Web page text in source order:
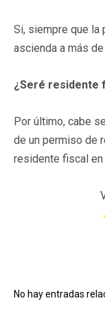
Si, siempre que la
ascienda a más
¿Seré residente
Por último, cabe
de un permiso de
residente fiscal en
No hay entradas